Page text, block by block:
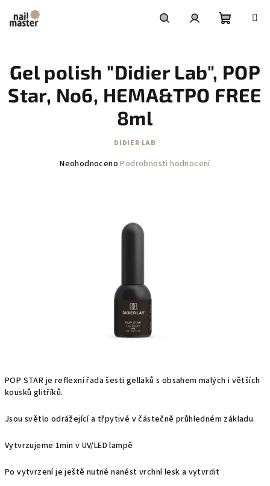
obsah
košík
POP STAR je reflexní řada šesti gellaků s obsahem malých i větších
kousků glitříků.
Jsou světlo odrážející a třpytivé v částečně průhledném základu.
Vytvrzujeme 1min v UV/LED lampě
Po vytvrzení je ještě nutné nanést vrchní lesk a vytvrdit
Gel polish "Didier Lab", POP
Star, No6, HEMA&TPO FREE
8ml
DIDIER LAB
Průměrné
Neohodnoceno Podrobnosti hodnocení